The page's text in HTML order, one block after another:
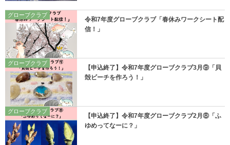
グローブクラブ
令和7年度グローブクラブ「春休みワークシート配
信！」
グローブクラブ
【申込終了】令和7年度グローブクラブ3月⑨「貝
殻ビーチを作ろう！」
グローブクラブ
【申込終了】令和7年度グローブクラブ2月⑧「ふ
ゆめってなーに？」